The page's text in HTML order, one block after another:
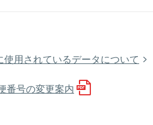
用されているデータについて
番号の変更案内